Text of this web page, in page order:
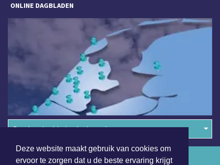
Deze website maakt gebruik van cookies om
ervoor te zorgen dat u de beste ervaring krijgt
ONLINE DAGBLADEN
Overige dagbladen in de regio
Algemene voorwaarden